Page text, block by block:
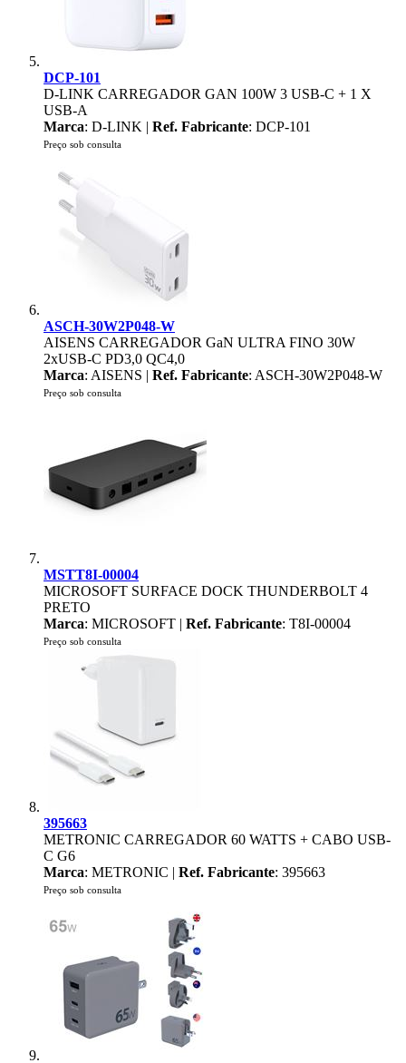
DCP-101
D-LINK CARREGADOR GAN 100W 3 USB-C + 1 X
USB-A
Marca: D-LINK | Ref. Fabricante: DCP-101
Preço sob consulta
ASCH-30W2P048-W
AISENS CARREGADOR GaN ULTRA FINO 30W
2xUSB-C PD3,0 QC4,0
Marca: AISENS | Ref. Fabricante: ASCH-30W2P048-W
Preço sob consulta
MSTT8I-00004
MICROSOFT SURFACE DOCK THUNDERBOLT 4
PRETO
Marca: MICROSOFT | Ref. Fabricante: T8I-00004
Preço sob consulta
395663
METRONIC CARREGADOR 60 WATTS + CABO USB-
C G6
Marca: METRONIC | Ref. Fabricante: 395663
Preço sob consulta